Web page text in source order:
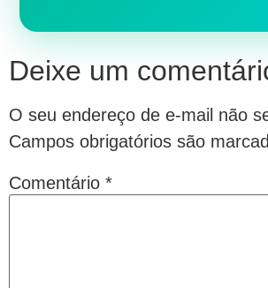
Deixe um
O seu endereço de e-mail não
Campos obrigatórios são
Comentário *